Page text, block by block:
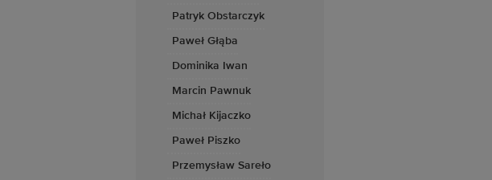
Patryk Obstarczyk
Paweł Głąba
Dominika Iwan
Marcin Pawnuk
Michał Kijaczko
Paweł Piszko
Przemysław Sareło